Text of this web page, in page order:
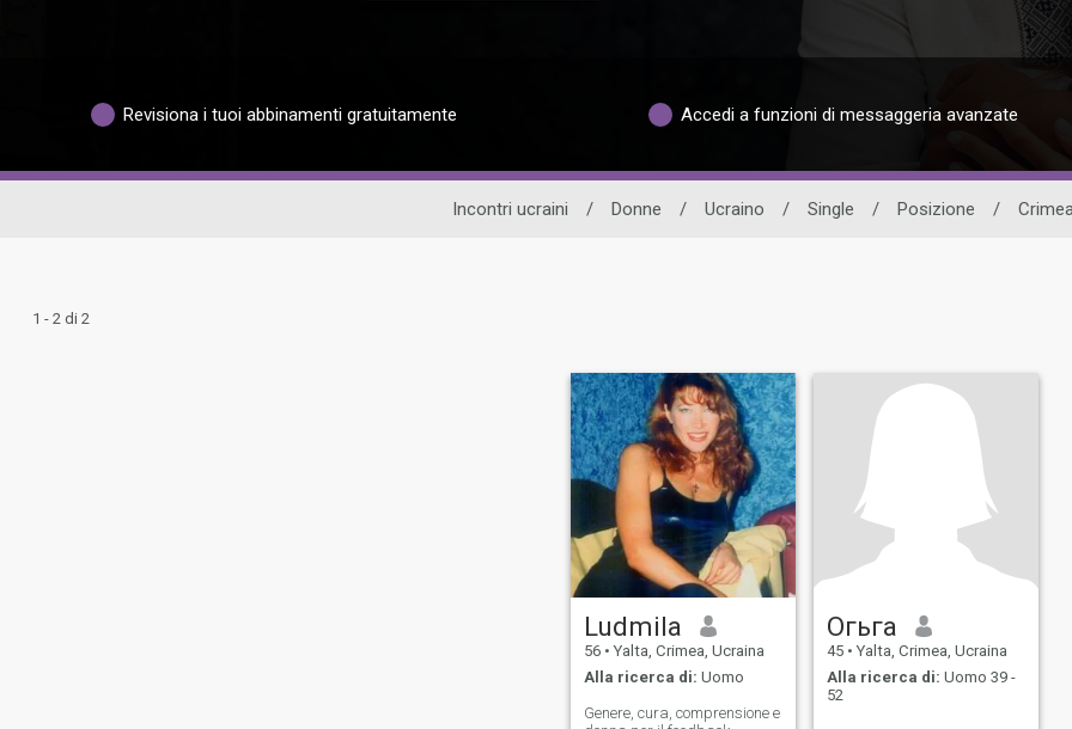
Revisiona i tuoi abbinamenti gratuitamente Accedi a funzioni di messaggeria avanzate
Incontri ucraini / Donne / Ucraino / Single / Posizione /
1 - 2 di 2
Ludmila
56 • Yalta, Crimea, Ucraina
Alla ricerca di: Uomo
Genere, cura, comprensione e
Огьга
45 • Yalta, Crimea, Ucraina
Alla ricerca di: Uomo 39 -
52